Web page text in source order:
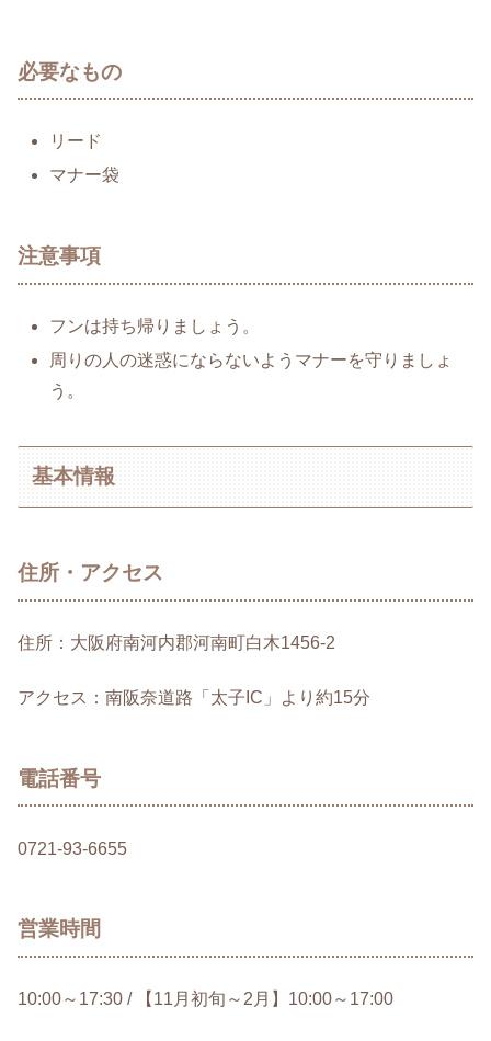
必要なもの
リード
マナー袋
注意事項
フンは持ち帰りましょう。
周りの人の迷惑にならないようマナーを守りましょ
う。
基本情報
住所・アクセス
住所：大阪府南河内郡河南町白木1456-2
アクセス：南阪奈道路「太子IC」より約15分
電話番号
0721-93-6655
営業時間
10:00～17:30 / 【11月初旬～2月】10:00～17:00